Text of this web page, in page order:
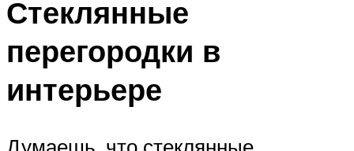
Стеклянные
перегородки в
интерьере